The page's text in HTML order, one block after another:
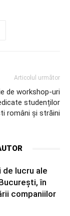
Articolul următor
de workshop-uri
studenților
români și străini
de lucru ale
în
companiilor